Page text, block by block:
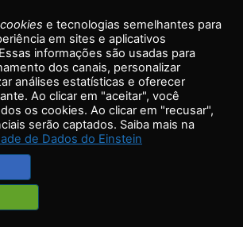
Voltar ao topo
que procurava? Tire suas dúvidas
com nosso
cookies e tecnologias semelhantes para
em sites e aplicativos
informações são usadas para
dos canais, personalizar
análises estatísticas e oferecer
Ao clicar em "aceitar", você
os cookies. Ao clicar em "recusar",
serão captados. Saiba mais na
de Dados do Einstein